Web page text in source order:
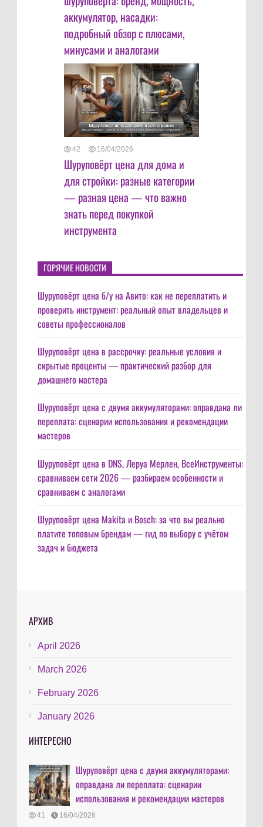
аккумулятор, насадки:
подробный обзор с плюсами,
минусами и аналогами
42 16/04/2026
Шуруповёрт цена для дома и
для стройки: разные категории
— разная цена — что важно
знать перед покупкой
инструмента
ГОРЯЧИЕ НОВОСТИ
Шуруповёрт цена б/у на Авито: как не переплатить и
проверить инструмент: реальный опыт владельцев и
советы профессионалов
Шуруповёрт цена в рассрочку: реальные условия и
скрытые проценты — практический разбор для
домашнего мастера
Шуруповёрт цена с двумя аккумуляторами: оправдана ли
переплата: сценарии использования и рекомендации
мастеров
Шуруповёрт цена в DNS, Леруа Мерлен, ВсеИнструменты:
сравниваем сети 2026 — разбираем особенности и
сравниваем с аналогами
Шуруповёрт цена Makita и Bosch: за что вы реально
платите топовым брендам — гид по выбору с учётом
задач и бюджета
АРХИВ
April 2026
March 2026
February 2026
January 2026
ИНТЕРЕСНО
Шуруповёрт цена с двумя аккумуляторами:
оправдана ли переплата: сценарии
использования и рекомендации мастеров
41 16/04/2026